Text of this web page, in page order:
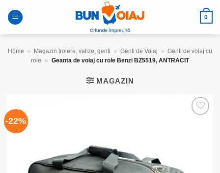
0
Home » Magazin trolere, valize, genti » Genti de Voiaj » Genti de voiaj cu
role
» Geanta de voiaj cu role Benzi BZ5519, ANTRACIT
MAGAZIN
-22%